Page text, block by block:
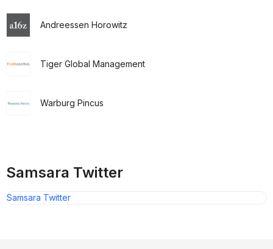
Andreessen Horowitz
Tiger Global Management
Warburg Pincus
Samsara Twitter
Samsara Twitter